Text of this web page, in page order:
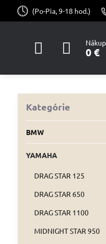
(Po-Pia, 9-18 hod.)
0 €
Kategórie
BMW
YAMAHA
DRAG STAR 125
DRAG STAR 650
DRAG STAR 1100
MIDNIGHT STAR 950